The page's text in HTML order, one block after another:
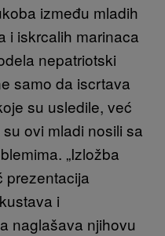
između mladih
i iskrcalih marinaca
nepatriotski
samo da iscrtava
su usledile, već
ovi mladi nosili sa
„Izložba
prezentacija
i
naglašava njihovu